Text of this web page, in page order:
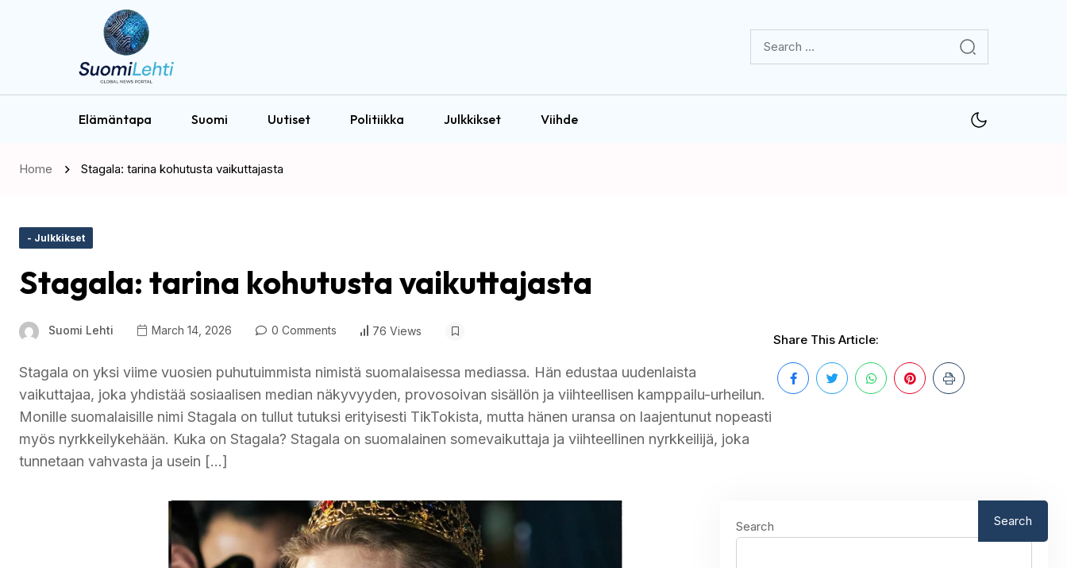
Elämäntapa Suomi Uutiset Politiikka Julkkikset Viihde
Home Stagala: tarina kohutusta vaikuttajasta
- Julkkikset
Stagala: tarina kohutusta vaikuttajasta
Suomi Lehti March 14, 2026 0 Comments 76 Views
Stagala on yksi viime vuosien puhutuimmista nimistä suomalaisessa mediassa. Hän edustaa uudenlaista
vaikuttajaa, joka yhdistää sosiaalisen median näkyvyyden, provosoivan sisällön ja viihteellisen kamppailu-urheilun.
Monille suomalaisille nimi Stagala on tullut tutuksi erityisesti TikTokista, mutta hänen uransa on laajentunut nopeasti
myös nyrkkeilykehään. Kuka on Stagala? Stagala on suomalainen somevaikuttaja ja viihteellinen nyrkkeilijä, joka
tunnetaan vahvasta ja usein […]
Share This Article:
Search Search